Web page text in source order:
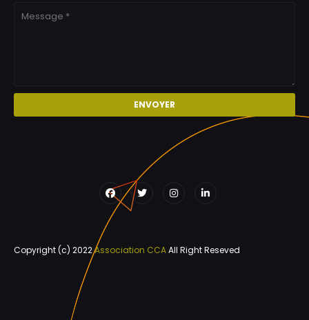
Copyright (c) 2022Association CCAAll Right Reseved